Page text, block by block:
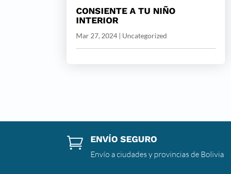
CONSIENTE A TU NIÑO
INTERIOR
Mar 27, 2024 | Uncategorized
 ENVÍO SEGURO
Envío a ciudades y provincias de Bolivia